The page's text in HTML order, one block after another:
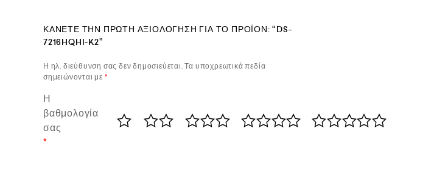
ΚΆΝΕΤΕ ΤΗΝ ΠΡΏΤΗ ΑΞΙΟΛΌΓΗΣΗ ΓΙΑ ΤΟ ΠΡΟΪΌΝ: “DS-
7216HQHI-K2”
Η ηλ. διεύθυνση σας δεν δημοσιεύεται. Τα υποχρεωτικά πεδία
σημειώνονται με *
Η
βαθμολογία
σας
*